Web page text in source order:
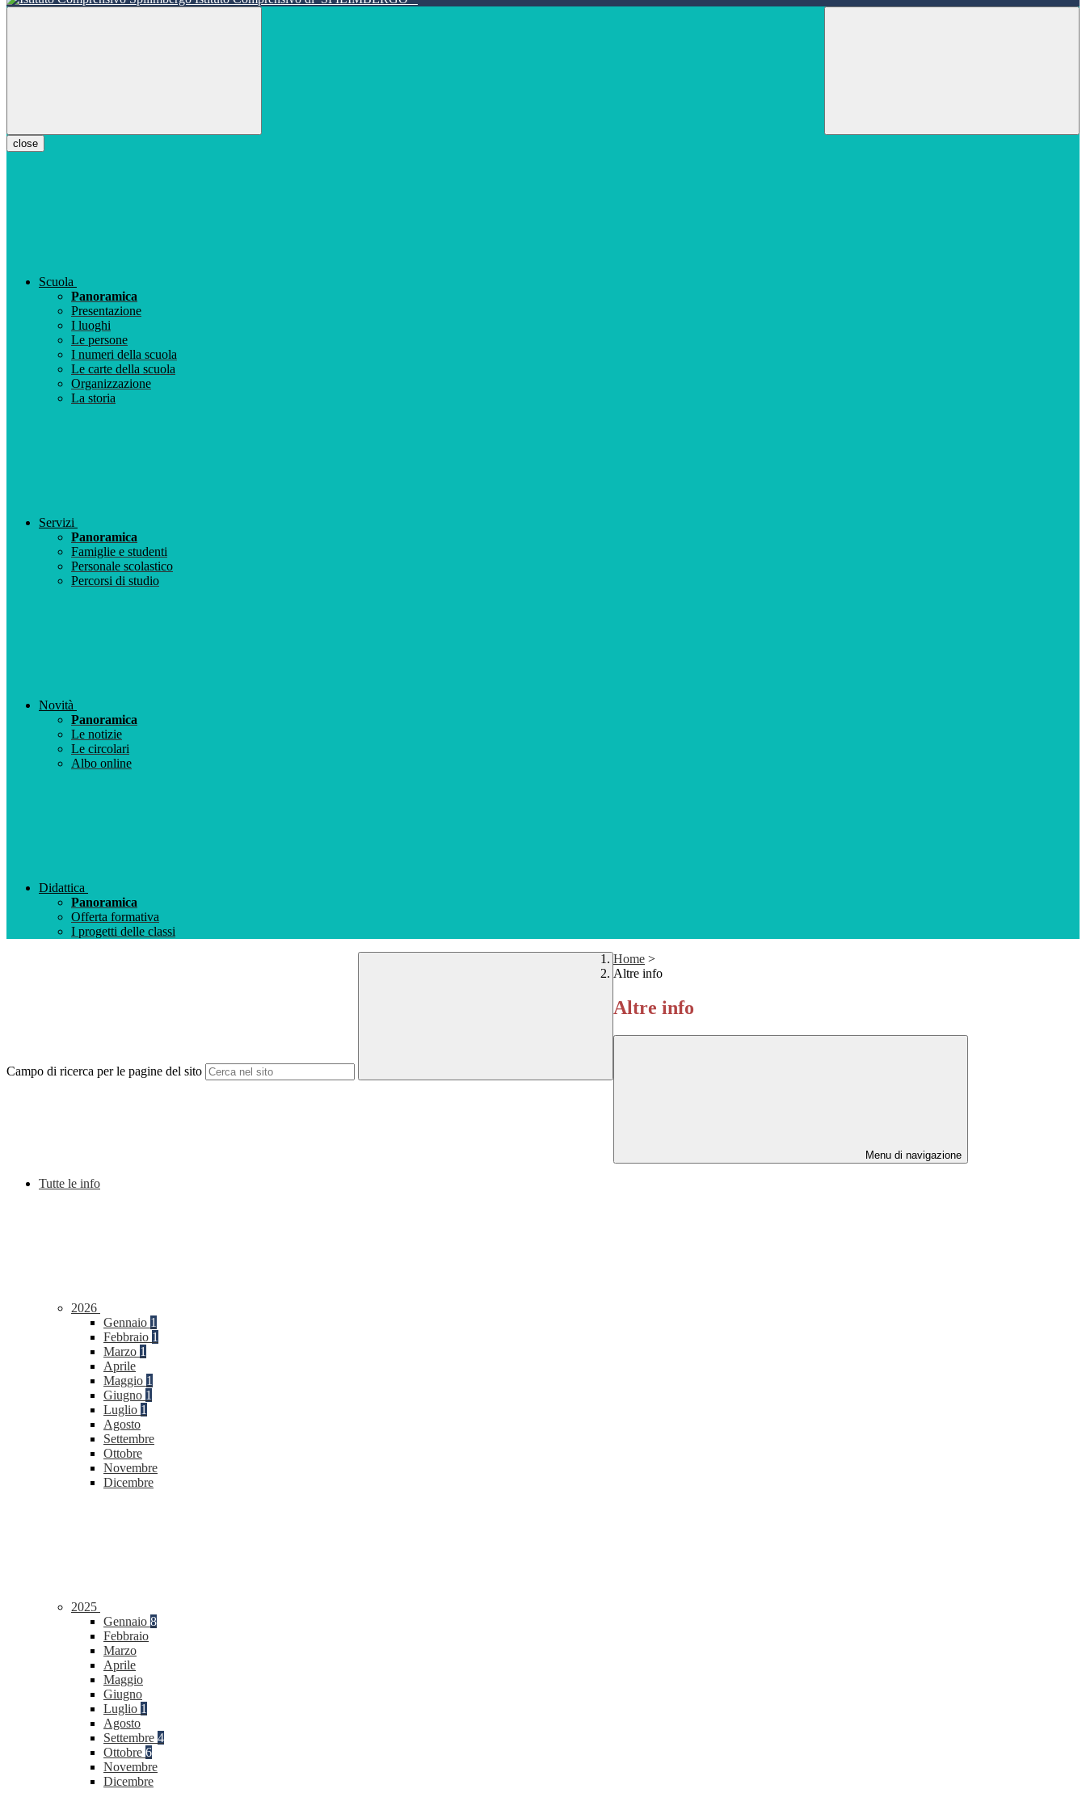
close
Scuola
Panoramica
Presentazione
I luoghi
Le persone
I numeri della scuola
Le carte della scuola
Organizzazione
La storia
Servizi
Panoramica
Famiglie e studenti
Personale scolastico
Percorsi di studio
Novità
Panoramica
Le notizie
Le circolari
Albo online
Didattica
Panoramica
Offerta formativa
I progetti delle classi
Campo di ricerca per le pagine del sito
Home >
Altre info
Altre info
Menu di navigazione
Tutte le info
2026
Gennaio 1
Febbraio 1
Marzo 1
Aprile
Maggio 1
Giugno 1
Luglio 1
Agosto
Settembre
Ottobre
Novembre
Dicembre
2025
Gennaio 8
Febbraio
Marzo
Aprile
Maggio
Giugno
Luglio 1
Agosto
Settembre 4
Ottobre 6
Novembre
Dicembre